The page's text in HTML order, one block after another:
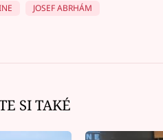
JOSEF ABRHÁM
SI TAKÉ